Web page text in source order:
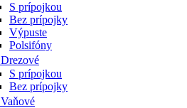
S prípojkou
Bez prípojky
Výpuste
Polsifóny
Drezové
S prípojkou
Bez prípojky
Vaňové